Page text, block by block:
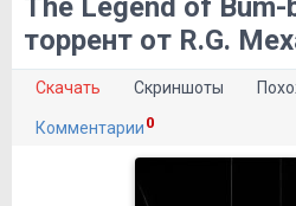
The Legend of Bum-
торрент от R.G.
Скачать Скриншоты
Комментарии 0